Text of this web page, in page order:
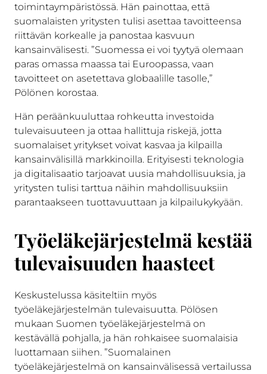
toimintaympäristössä. Hän painottaa, että
suomalaisten yritysten tulisi asettaa tavoitteensa
riittävän korkealle ja panostaa kasvuun
kansainvälisesti. ”Suomessa ei voi tyytyä olemaan
paras omassa maassa tai Euroopassa, vaan
tavoitteet on asetettava globaalille tasolle,”
Pölönen korostaa.
Hän peräänkuuluttaa rohkeutta investoida
tulevaisuuteen ja ottaa hallittuja riskejä, jotta
suomalaiset yritykset voivat kasvaa ja kilpailla
kansainvälisillä markkinoilla. Erityisesti teknologia
ja digitalisaatio tarjoavat uusia mahdollisuuksia, ja
yritysten tulisi tarttua näihin mahdollisuuksiin
parantaakseen tuottavuuttaan ja kilpailukykyään.
Työeläkejärjestelmä kestää
tulevaisuuden haasteet
Keskustelussa käsiteltiin myös
työeläkejärjestelmän tulevaisuutta. Pölösen
mukaan Suomen työeläkejärjestelmä on
kestävällä pohjalla, ja hän rohkaisee suomalaisia
luottamaan siihen. ”Suomalainen
työeläkejärjestelmä on kansainvälisessä vertailussa